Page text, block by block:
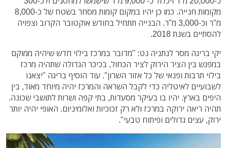
מקומות חנייה. כמו כן יהיו במקום קומות מסחר בשטח של כ-8,000
מ"ר וכ-3,000 מ"ר. הבנייה תתחיל בחודש אוקטובר הקרוב וצפויה
להסתיים בשנת 2018.
יקי בריגה מסר לנתניה נט: "מדובר במרכז בילוי חדש שיהיה ממוקם
במפגש בין הציר הירוק לציר הכחול, בכיכר הגדולה שתהיה מרכז
בילוי תרבות ופנאי של כל אזור השרון". עוד הוסיף בריגה "יצאנו
לשבועיים לאיטליה כדי לקבל השראה והמרכז יהיה מיוחד מאוד, בין
היפים בארץ. יהיו בו בעיקר מסעדות, בתי קפה ושרות לתושבי שכונה.
תהיה ריאה ירוקה במרכז ולא רק זכוכיות ואלומיניום. האופי יהיה יותר
ירוק, עצים גדולים ופיתוח טבעי".